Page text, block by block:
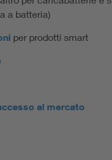
a batteria)
per prodotti smart
al mercato